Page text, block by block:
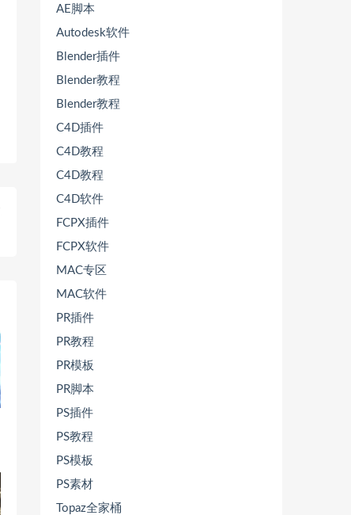
AE脚本
Autodesk软件
Blender插件
Blender教程
Blender教程
C4D插件
C4D教程
C4D教程
C4D软件
FCPX插件
FCPX软件
MAC专区
MAC软件
PR插件
PR教程
PR模板
PR脚本
PS插件
PS教程
PS模板
PS素材
Topaz全家桶